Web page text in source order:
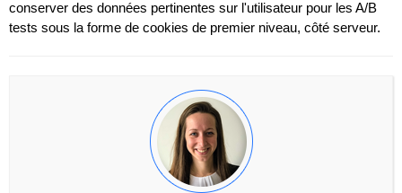
conserver des données pertinentes sur l'utilisateur pour les A/B
tests sous la forme de cookies de premier niveau, côté serveur.